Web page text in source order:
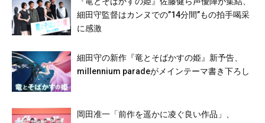
細田守監督はカンヌでの”14分間”もの拍手喝采
に感激
細田守の新作『竜とそばかすの姫』新予告、
millennium paradeがメインテーマ書き下ろし
岡田准一「前作を遥かに凌ぐ良い作品」、